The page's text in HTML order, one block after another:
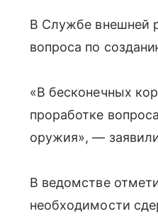
В Службе внешней
вопроса по
«В бесконечных
проработке
оружия», —
В ведомстве
необходимости